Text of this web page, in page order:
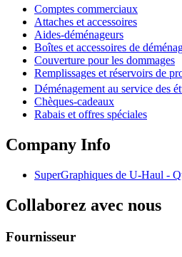
Comptes commerciaux
Attaches et accessoires
Aides-déménageurs
Boîtes et accessoires de
Couverture pour les dommages
Remplissages et réservoirs de
Déménagement au service des
Chèques-cadeaux
Rabais et offres spéciales
Company Info
SuperGraphiques de U-Haul -
Collaborez avec nous
Fournisseur